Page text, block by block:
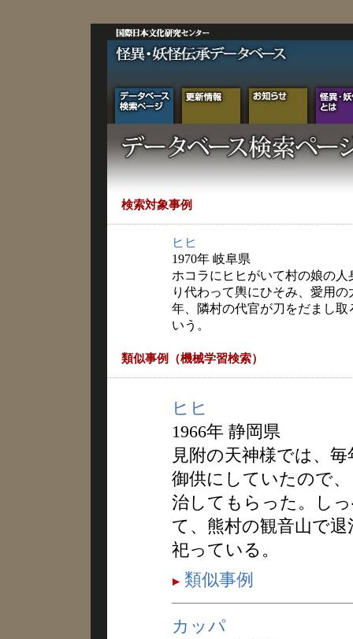
検索対象事例
ヒヒ
1970年 岐阜県
ホコラにヒヒがいて村の娘の
り代わって輿にひそみ、愛用
年、隣村の代官が刀をだまし
いう。
類似事例（機械学習検索）
ヒヒ
1966年 静岡県
見附の天神様では、
御供にしていたので
治してもらった。し
て、熊村の観音山で
祀っている。
類似事例
カッパ